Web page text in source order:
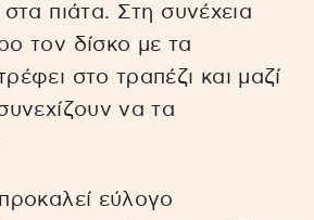
στα πιάτα. Στη συνέχεια
τον δίσκο με τα
στο τραπέζι και μαζί
να τα
εύλογο